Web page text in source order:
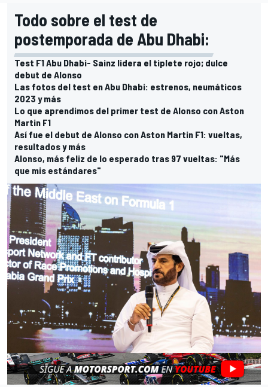
Todo sobre el test de
postemporada de Abu Dhabi:
Test F1 Abu Dhabi- Sainz lidera el tiplete rojo; dulce
debut de Alonso
Las fotos del test en Abu Dhabi: estrenos, neumáticos
2023 y más
Lo que aprendimos del primer test de Alonso con Aston
Martin F1
Así fue el debut de Alonso con Aston Martin F1: vueltas,
resultados y más
Alonso, más feliz de lo esperado tras 97 vueltas: "Más
que mis estándares"